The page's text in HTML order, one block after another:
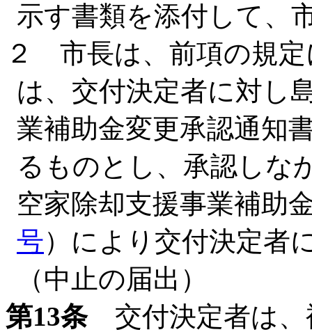
示す書類を添付して、
２ 市長は、前項の規
は、交付決定者に対し
業補助金変更承認通知
るものとし、承認しな
空家除却支援事業補助
号）により交付決定者
（中止の届出）
第13条交付決定者は、